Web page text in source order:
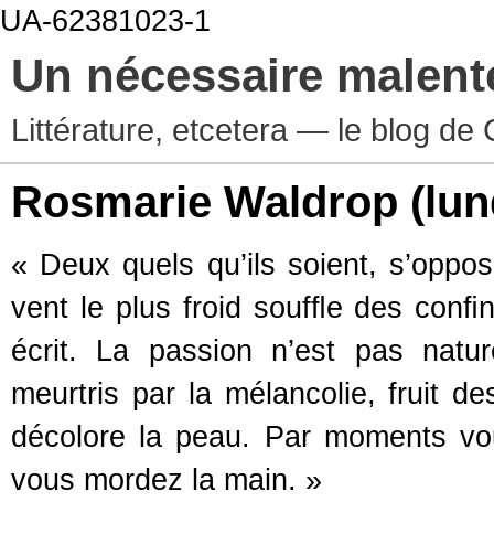
UA-62381023-1
Un nécessaire
Littérature, etcetera — le blog de
Rosmarie Waldrop
« Deux quels qu’ils soient,
vent le plus froid soufﬂe des
écrit. La passion n’est pas
meurtris par la mélancolie, fruit
décolore la peau. Par moments
vous mordez la main. »